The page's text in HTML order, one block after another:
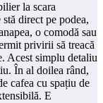
la scara
direct pe podea,
o comodă sau
privirii să treacă
Acest simplu detaliu
În al doilea rând,
cafea cu spațiu de
E